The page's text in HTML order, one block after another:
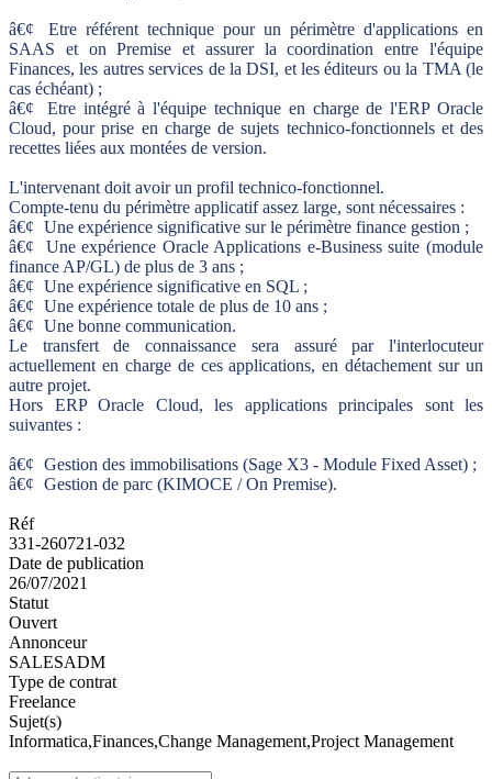
â€¢
Etre référent technique pour un périmètre d'applications en
SAAS et on Premise et assurer la coordination entre l'équipe
Finances, les autres services de la DSI, et les éditeurs ou la TMA (le
cas échéant) ;
â€¢
Etre intégré à l'équipe technique en charge de l'ERP Oracle
Cloud, pour prise en charge de sujets technico-fonctionnels et des
recettes liées aux montées de version.
L'intervenant doit avoir un profil technico-fonctionnel.
Compte-tenu du périmètre applicatif assez large, sont nécessaires :
â€¢ Une expérience significative sur le périmètre finance gestion ;
â€¢
Une expérience Oracle Applications e-Business suite (module
finance AP/GL) de plus de 3 ans ;
â€¢ Une expérience significative en SQL ;
â€¢ Une expérience totale de plus de 10 ans ;
â€¢ Une bonne communication.
Le transfert de connaissance sera assuré par l'interlocuteur
actuellement en charge de ces applications, en détachement sur un
autre projet.
Hors ERP Oracle Cloud, les applications principales sont les
suivantes :
â€¢ Gestion des immobilisations (Sage X3 - Module Fixed Asset) ;
â€¢ Gestion de parc (KIMOCE / On Premise).
Réf
331-260721-032
Date de publication
26/07/2021
Statut
Ouvert
Annonceur
SALESADM
Type de contrat
Freelance
Sujet(s)
Informatica,Finances,Change Management,Project Management